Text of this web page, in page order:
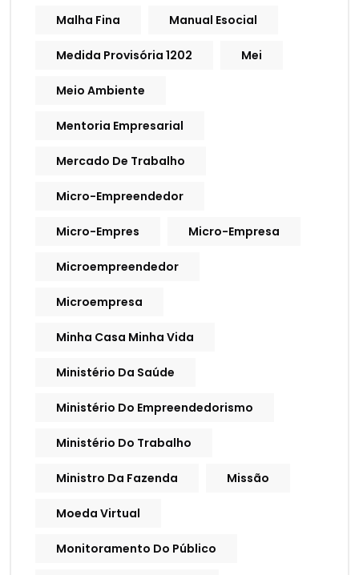
Malha Fina Manual Esocial
Medida Provisória 1202 Mei
Meio Ambiente
Mentoria Empresarial
Mercado De Trabalho
Micro-Empreendedor
Micro-Empres Micro-Empresa
Microempreendedor
Microempresa
Minha Casa Minha Vida
Ministério Da Saúde
Ministério Do Empreendedorismo
Ministério Do Trabalho
Ministro Da Fazenda Missão
Moeda Virtual
Monitoramento Do Público